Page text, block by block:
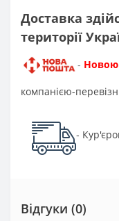
Доставка
території
-
компанією-
-
Відгуки (0)